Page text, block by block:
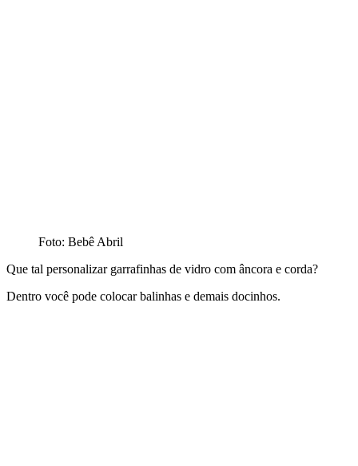
Foto: Bebê Abril
Que tal personalizar garrafinhas de vidro com âncora e corda?
Dentro você pode colocar balinhas e demais docinhos.